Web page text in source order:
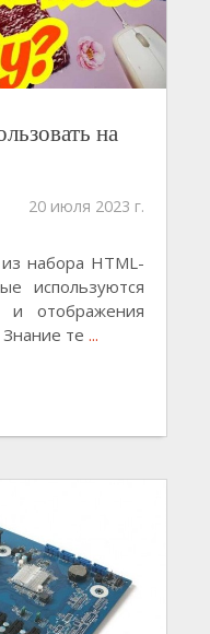
на
20 июля 2023 г.
набора HTML-
используются
и отображения
те ...